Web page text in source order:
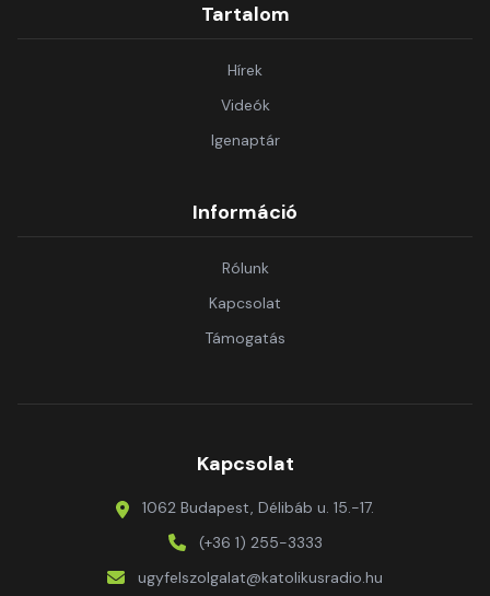
Tartalom
Hírek
Videók
Igenaptár
Információ
Rólunk
Kapcsolat
Támogatás
Kapcsolat
1062 Budapest, Délibáb u. 15.-17.
(+36 1) 255-3333
ugyfelszolgalat@katolikusradio.hu